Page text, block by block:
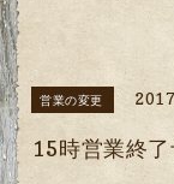
営業の変更
15時営業終了